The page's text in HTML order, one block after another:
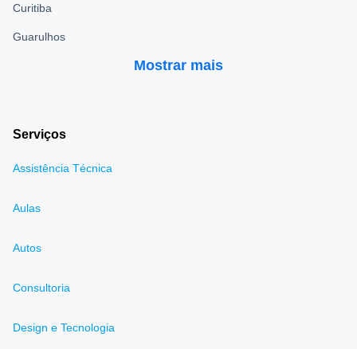
Curitiba
Guarulhos
Mostrar mais
Serviços
Assistência Técnica
Aulas
Autos
Consultoria
Design e Tecnologia